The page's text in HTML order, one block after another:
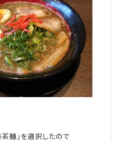
茶麺」を選択したので